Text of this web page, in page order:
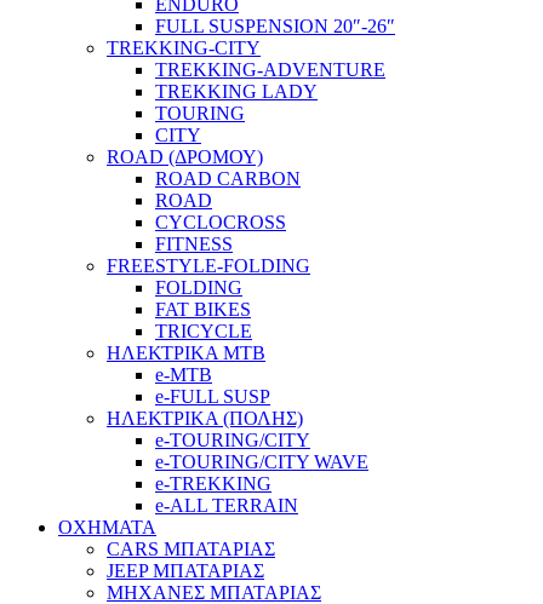
ENDURO
FULL SUSPENSION 20″-26″
TREKKING-CITY
TREKKING-ADVENTURE
TREKKING LADY
TOURING
CITY
ROAD (ΔΡΟΜΟΥ)
ROAD CARBON
ROAD
CYCLOCROSS
FITNESS
FREESTYLE-FOLDING
FOLDING
FAT BIKES
TRICYCLE
ΗΛΕΚΤΡΙΚΑ MTB
e-MTB
e-FULL SUSP
ΗΛΕΚΤΡΙΚΑ (ΠΟΛΗΣ)
e-TOURING/CITY
e-TOURING/CITY WAVE
e-TREKKING
e-ALL TERRAIN
ΟΧΗΜΑΤΑ
CARS ΜΠΑΤΑΡΙΑΣ
JEEP ΜΠΑΤΑΡΙΑΣ
ΜΗΧΑΝΕΣ ΜΠΑΤΑΡΙΑΣ